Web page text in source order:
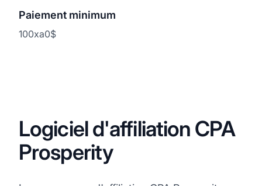
Paiement minimum
100xa0$
Logiciel d'affiliation CPA
Prosperity